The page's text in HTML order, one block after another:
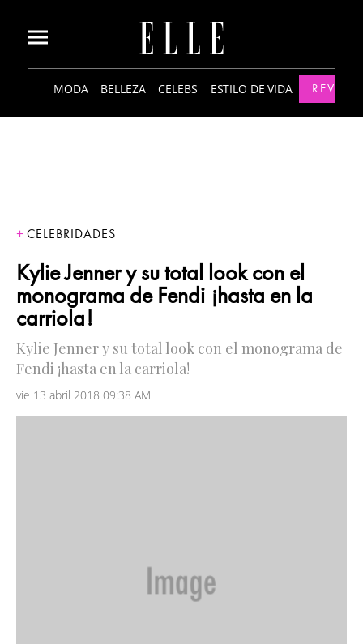
MODA BELLEZA CELEBS ESTILO DE VIDA
CELEBRIDADES
Kylie Jenner y su total look con el
monograma de Fendi ¡hasta en la
carriola!
Kylie Jenner y su total look con el monograma de
Fendi ¡hasta en la carriola!
vie 13 abril 2018 09:38 AM